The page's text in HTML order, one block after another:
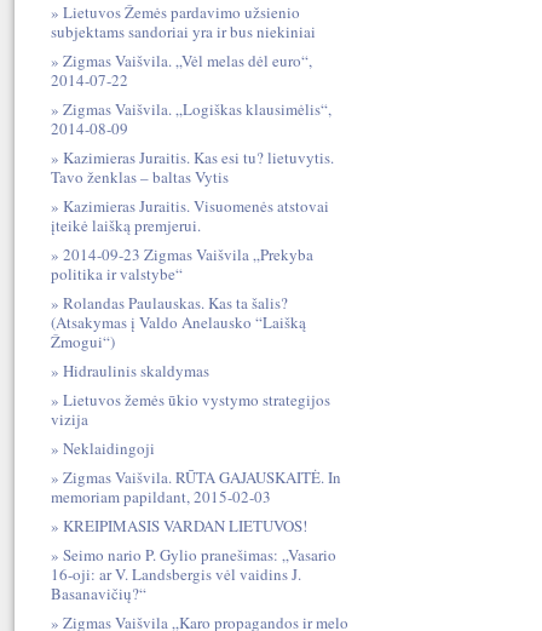
Lietuvos Žemės pardavimo užsienio
subjektams sandoriai yra ir bus niekiniai
Zigmas Vaišvila. „Vėl melas dėl euro“,
2014-07-22
Zigmas Vaišvila. „Logiškas klausimėlis“,
2014-08-09
Kazimieras Juraitis. Kas esi tu? lietuvytis.
Tavo ženklas – baltas Vytis
Kazimieras Juraitis. Visuomenės atstovai
įteikė laišką premjerui.
2014-09-23 Zigmas Vaišvila „Prekyba
politika ir valstybe“
Rolandas Paulauskas. Kas ta šalis?
(Atsakymas į Valdo Anelausko “Laišką
Žmogui“)
Hidraulinis skaldymas
Lietuvos žemės ūkio vystymo strategijos
vizija
Neklaidingoji
Zigmas Vaišvila. RŪTA GAJAUSKAITĖ. In
memoriam papildant, 2015-02-03
KREIPIMASIS VARDAN LIETUVOS!
Seimo nario P. Gylio pranešimas: „Vasario
16-oji: ar V. Landsbergis vėl vaidins J.
Basanavičių?“
Zigmas Vaišvila „Karo propagandos ir melo